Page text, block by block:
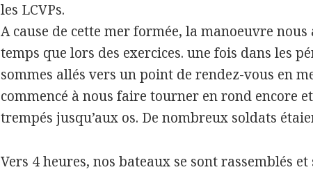
les LCVPs.
A cause de cette mer formée, la manoeuvre
temps que lors des exercices. une fois dans les
sommes allés vers un point de rendez-vous en
commencé à nous faire tourner en rond encore
trempés jusqu’aux os. De nombreux soldats
Vers 4 heures, nos bateaux se sont rassemblés